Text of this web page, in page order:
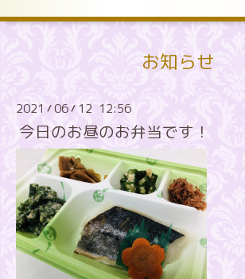
お知らせ
2021 /06/ 12 12:56
今日のお昼のお弁当です！